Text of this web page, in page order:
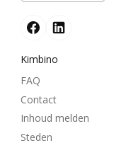
Kimbino
FAQ
Contact
Inhoud melden
Steden